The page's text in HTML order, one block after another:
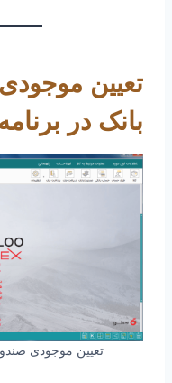
تعیین
بانک در
تعیین موجودی